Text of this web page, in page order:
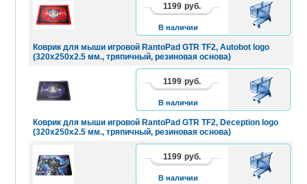
Коврик для мыши игровой RantoPad GTR TF2, Autobot logo
(320х250х2.5 мм., тряпичный, резиновая основа)
1199 руб.
В наличии
В
КОРЗИНУ
Коврик для мыши игровой RantoPad GTR TF2, Deception logo
(320х250х2.5 мм., тряпичный, резиновая основа)
1199 руб.
В наличии
В
КОРЗИНУ
1199 руб.
В наличии
В
КОРЗИНУ